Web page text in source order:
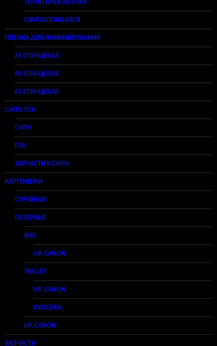
ТЕРМОТРАНСФЕРНАЯ
САМОКЛЕЯЩАЯСЯ
ПЛЕНКА ДЛЯ ЛАМИНИРОВАНИЯ
A5 ГЛЯНЦЕВАЯ
А4 ГЛЯНЦЕВАЯ
A3 ГЛЯНЦЕВАЯ
СНПЧ, ПЗК
СНПЧ
ПЗК
ЗАПЧАСТИ К СНПЧ
КАРТРИДЖИ
СТРУЙНЫЕ
ЛАЗЕРНЫЕ
NAS
HP, CANON
TARGET
HP, CANON
KYOCERA
HP, CANON
ЗАПЧАСТИ